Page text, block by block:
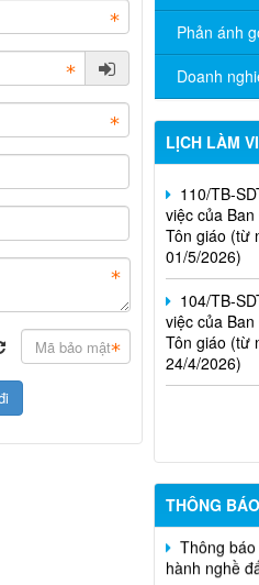
Phản ánh
Doanh
LỊCH LÀM
19/6/2026)
01/TB-
của Ban
08/5/2026)
việc của
Tôn giáo (từ
01/5/2026)
104/TB-
việc của
Tôn giáo (từ
24/4/2026)
THÔNG BÁO
Nghị định
Thông báo
hành nghề
Thông báo
hành nghề